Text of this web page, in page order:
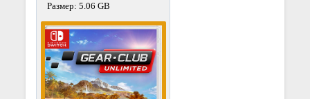
Размер: 5.06 GB